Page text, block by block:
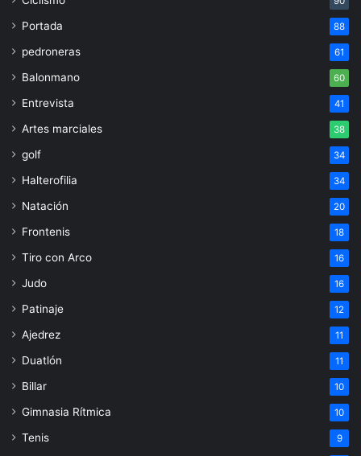
Portada 88
pedroneras 61
Balonmano 60
Entrevista 41
Artes marciales 38
golf 34
Halterofilia 34
Natación 20
Frontenis 18
Tiro con Arco 16
Judo 16
Patinaje 12
Ajedrez 11
Duatlón 11
Billar 10
Gimnasia Rítmica 10
Tenis 9